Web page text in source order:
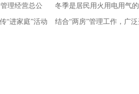
冬季是居民用火用电用气
结合“两房”管理工作，广